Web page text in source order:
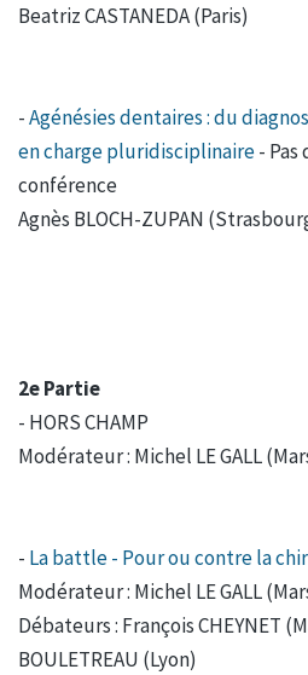
Beatriz CASTANEDA (Paris)
-Agénésies dentaires : du
en charge pluridisciplinaire-
conférence
Agnès BLOCH-ZUPAN
2e Partie
- HORS CHAMP
Modérateur : Michel LE GALL
- La battle - Pour ou contre la
Modérateur : Michel LE GALL
Débateurs : François CHEYNET
BOULETREAU (Lyon)